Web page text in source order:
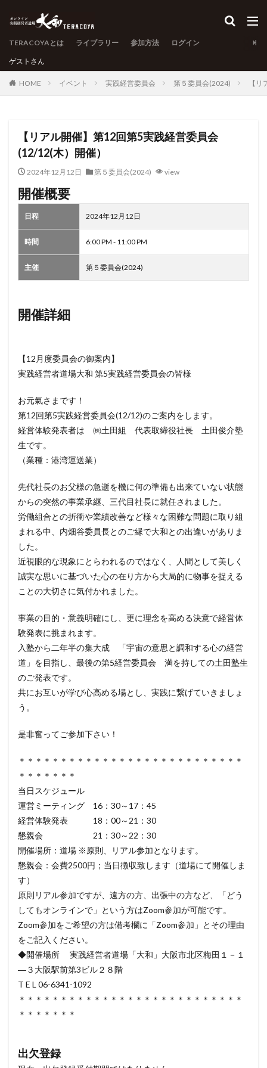
TERACOYAとは ライブラリー 参加方法 ログイン
ゲスト さん
HOME イベント 実践経営委員会 第５委員会(2024) 【
【リアル開催】第12回第5実践経営委員会
(12/12(木）開催）
2024年12月12日 第５委員会(2024) view
開催概要
日程 2024年12月12日
時間 6:00 PM - 11:00 PM
主催 第５委員会(2024)
開催詳細
【12月度委員会の御案内】
実践経営者道場大和 第5実践経営委員会の皆様
お元氣さまです！
第12回第5実践経営委員会(12/12)のご案内をします。
経営体験発表者は ㈱土田組 代表取締役社長 土田俊介塾
生です。
（業種：港湾運送業）
先代社長のお父様の急逝を機に何の準備も出来ていない状態
からの突然の事業承継、三代目社長に就任されました。
労働組合との折衝や業績改善など様々な困難な問題に取り組
まれる中、内畑谷委員長とのご縁で大和との出逢いがありま
した。
近視眼的な現象にとらわれるのではなく、人間として美しく
誠実な思いに基づいた心の在り方から大局的に物事を捉える
ことの大切さに気付かれました。
事業の目的・意義明確にし、更に理念を高める決意で経営体
験発表に挑まれます。
入塾から二年半の集大成 「宇宙の意思と調和する心の経営
道」を目指し、最後の第5経営委員会 満を持しての土田塾生
のご発表です。
共にお互いが学び心高める場とし、実践に繋げていきましょ
う。
是非奮ってご参加下さい！
＊＊＊＊＊＊＊＊＊＊＊＊＊＊＊＊＊＊＊＊＊＊＊＊＊＊＊
＊＊＊＊＊＊＊
当日スケジュール
運営ミーティング 16：30～17：45
経営体験発表 18：00～21：30
懇親会 21：30～22：30
開催場所：道場 ※原則、リアル参加となります。
懇親会：会費2500円；当日徴収致します（道場にて開催しま
す）
原則リアル参加ですが、遠方の方、出張中の方など、「どう
してもオンラインで」という方はZoom参加が可能です。
Zoom参加をご希望の方は備考欄に「Zoom参加」とその理由
をご記入ください。
◆開催場所 実践経営者道場「大和」大阪市北区梅田１－１
―３大阪駅前第3ビル２８階
T E L 06-6341-1092
＊＊＊＊＊＊＊＊＊＊＊＊＊＊＊＊＊＊＊＊＊＊＊＊＊＊＊
＊＊＊＊＊＊＊
出欠登録